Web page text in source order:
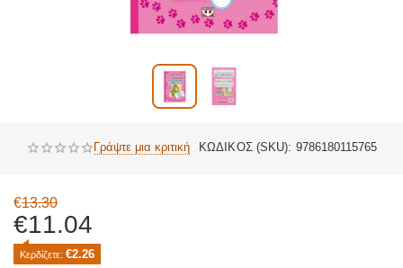
Γράψτε μια κριτική ΚΩΔΙΚΟΣ (SKU): 9786180115765
€13.30
€11.04
Κερδίζετε: €2.26